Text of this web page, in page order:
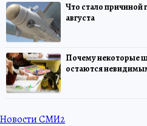
Что стало причиной
августа
Почему некоторые
остаются
Новости СМИ2